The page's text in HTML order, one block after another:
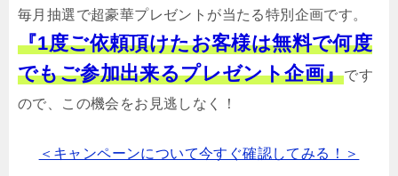
毎月抽選で超豪華プレゼントが当たる特別企画です。
『1度ご依頼頂けたお客様は無料で何度
でもご参加出来るプレゼント企画』です
ので、この機会をお見逃しなく！
＜キャンペーンについて今すぐ確認してみる！＞